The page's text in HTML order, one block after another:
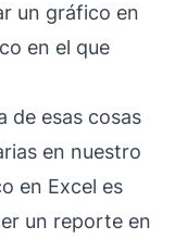
un gráfico en
en el que
de esas cosas
en nuestro
en Excel es
un reporte en